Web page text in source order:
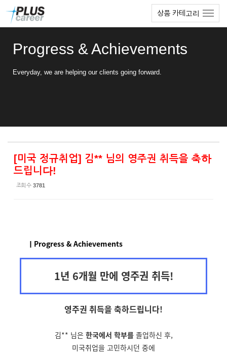
상품 카테고리
Progress & Achievements
Everyday, we are helping our clients going forward.
[미국 정규취업] 김** 님의 영주권 취득을 축하
드립니다!
조회 수 3781
ㅣProgress & Achievements
1년 6개월 만에 영주권 취득!
영주권 취득을 축하드립니다!
김** 님은 한국에서 학부를졸업하신 후,
미국취업을 고민하시던 중에